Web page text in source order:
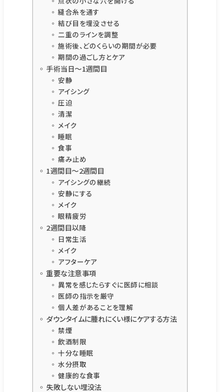
縫合糸を通す
結び目を埋没させる
二重のラインを調整
施術後、どのくらいの期間が必要
期間の過ごし方とケア
手術当日〜1週間目
安静
アイシング
圧迫
清潔
メイク
睡眠
食事
痛み止め
1週間目〜2週間目
アイシングの継続
安静にする
メイク
眼精疲労
2週間目以降
日常生活
メイク
アフターケア
重要な注意事項
異常を感じたらすぐに医師に相談
医師の指示を厳守
個人差があることを理解
ダウンタイムに腫れにくい様にケアする方法
禁煙
飲酒制限
十分な睡眠
水分摂取
健康的な食事
失敗しない埋没法